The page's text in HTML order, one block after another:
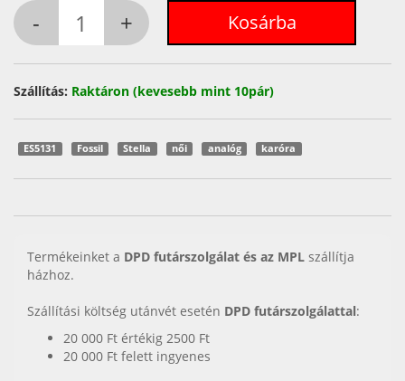
Szállítás: Raktáron (kevesebb mint 10pár)
ES5131 Fossil Stella női analóg karóra
Termékeinket a DPD futárszolgálat és az MPL szállítja
házhoz.
Szállítási költség utánvét esetén DPD futárszolgálattal:
20 000 Ft értékig 2500 Ft
20 000 Ft felett ingyenes